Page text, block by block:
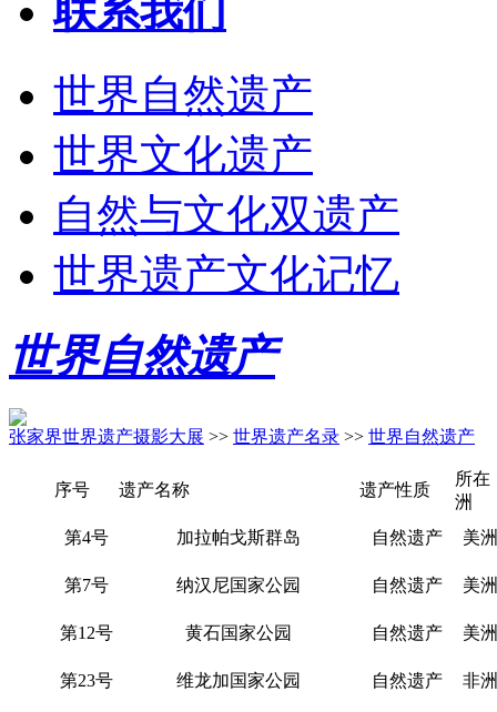
联系我们
世界自然遗产
世界文化遗产
自然与文化双遗产
世界遗产文化记忆
世界自然遗产
张家界世界遗产摄影大展 >> 世界遗产名录 >> 世界自然遗产
序号 遗产名称 遗产性质
所在
洲
第4号
加拉帕戈斯群岛 自然遗产 美洲
第7号 纳汉尼国家公园 自然遗产 美洲
第12号 黄石国家公园 自然遗产 美洲
第23号 维龙加国家公园 自然遗产 非洲